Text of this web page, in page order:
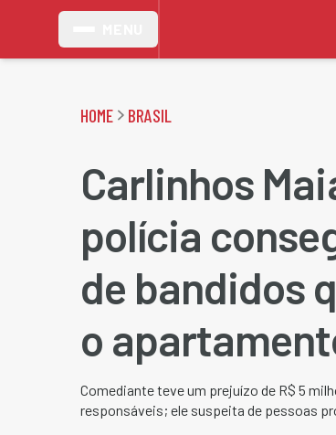
HOME BRASIL
Carlinhos
polícia
de bandidos
o
Comediante teve um prejuízo de R$ 5
responsáveis; ele suspeita de pessoas